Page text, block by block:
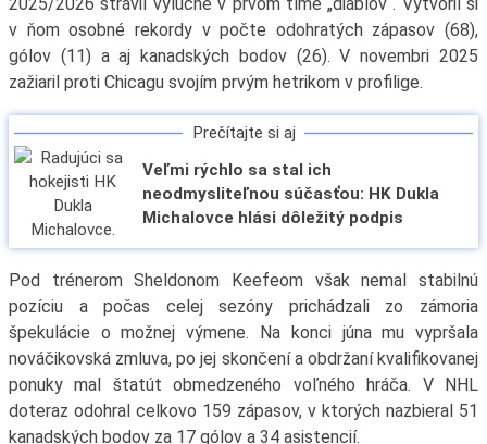
v ňom osobné rekordy v počte odohratých zápasov (68),
gólov (11) a aj kanadských bodov (26). V novembri 2025
zažiaril proti Chicagu svojím prvým hetrikom v profilige.
Prečítajte si aj
Veľmi rýchlo sa stal ich
neodmysliteľnou súčasťou: HK Dukla
Michalovce hlási dôležitý podpis
Pod trénerom Sheldonom Keefeom však nemal stabilnú
pozíciu a počas celej sezóny prichádzali zo zámoria
špekulácie o možnej výmene. Na konci júna mu vypršala
nováčikovská zmluva, po jej skončení a obdržaní kvalifikovanej
ponuky mal štatút obmedzeného voľného hráča. V NHL
doteraz odohral celkovo 159 zápasov, v ktorých nazbieral 51
kanadských bodov za 17 gólov a 34 asistencií.